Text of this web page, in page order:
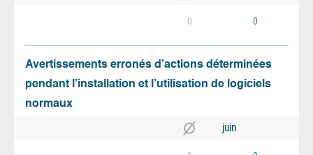
0 0
Avertissements erronés d’actions déterminées
pendant l’installation et l’utilisation de logiciels
normaux
juin